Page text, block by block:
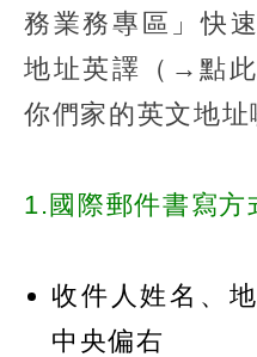
務業務專區」快
地址英譯（→點
你們家的英文地址
1.國際郵件書寫方
收件人姓名、
中央偏右